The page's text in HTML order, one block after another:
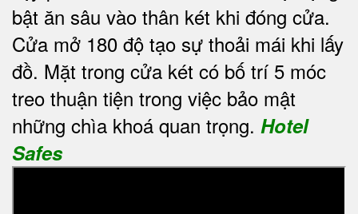
bật ăn sâu vào thân két khi đóng cửa.
Cửa mở 180 độ tạo sự thoải mái khi lấy
đồ. Mặt trong cửa két có bố trí 5 móc
treo thuận tiện trong việc bảo mật
những chìa khoá quan trọng. Hotel
Safes